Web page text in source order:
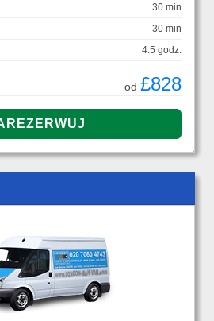
30 min
30 min
4.5 godz.
od £828